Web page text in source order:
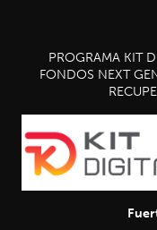
PROGRAMA KIT
FONDOS NEXT